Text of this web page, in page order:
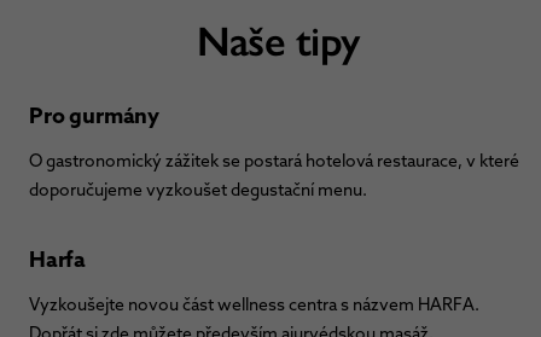
Naše tipy
Pro gurmány
O gastronomický zážitek se postará hotelová restaurace, v které
doporučujeme vyzkoušet degustační menu.
Harfa
Vyzkoušejte novou část wellness centra s názvem HARFA.